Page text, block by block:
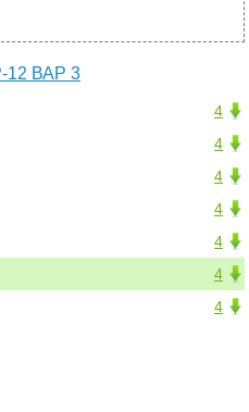
12 ВАР 3
4
4
4
4
4
4
4